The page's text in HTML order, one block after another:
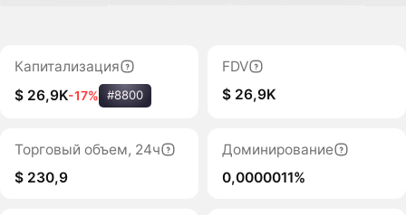
Капитализация
$ 26,9K-17% #8800
FDV
$ 26,9K
Торговый объем, 24ч
$ 230,9
Доминирование
0,0000011%